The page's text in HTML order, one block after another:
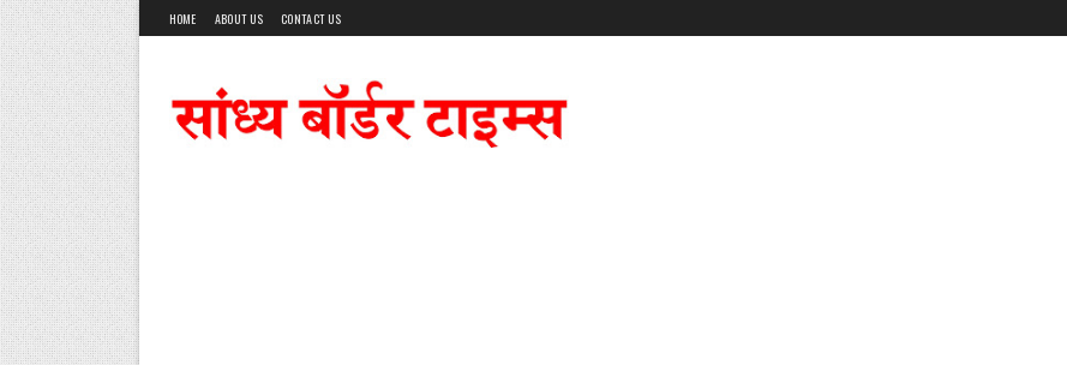
HOME ABOUT US CONTACT US